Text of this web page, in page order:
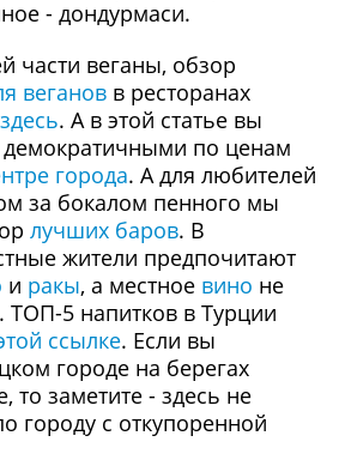
- дондурмаси.
части веганы, обзор
веганов в ресторанах
здесь. А в этой статье вы
демократичными по ценам
города. А для любителей
за бокалом пенного мы
лучших баров. В
жители предпочитают
и ракы, а местное вино не
ТОП-5 напитков в Турции
ссылке. Если вы
городе на берегах
то заметите - здесь не
городу с откупоренной